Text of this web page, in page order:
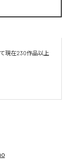
現在230作品以上